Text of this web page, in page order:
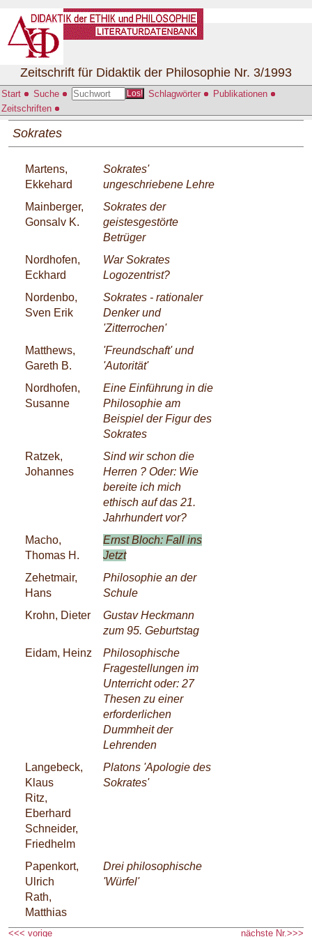
Start Suche Los! Schlagwörter
Publikationen
Zeitschriften
Zeitschrift für Didaktik der Philosophie Nr. 3/1993
Sokrates
Martens,
Ekkehard
Sokrates'
ungeschriebene Lehre
Mainberger,
Gonsalv K.
Sokrates der
geistesgestörte
Betrüger
Nordhofen,
Eckhard
War Sokrates
Logozentrist?
Nordenbo,
Sven Erik
Sokrates - rationaler
Denker und
'Zitterrochen'
Matthews,
Gareth B.
'Freundschaft' und
'Autorität'
Nordhofen,
Susanne
Eine Einführung in die
Philosophie am
Beispiel der Figur des
Sokrates
Ratzek,
Johannes
Sind wir schon die
Herren ? Oder: Wie
bereite ich mich
ethisch auf das 21.
Jahrhundert vor?
Macho,
Thomas H.
Ernst Bloch: Fall ins
Jetzt
Zehetmair,
Hans
Philosophie an der
Schule
Krohn, Dieter
Gustav Heckmann
zum 95. Geburtstag
Eidam, Heinz
Philosophische
Fragestellungen im
Unterricht oder: 27
Thesen zu einer
erforderlichen
Dummheit der
Lehrenden
Langebeck,
Klaus
Ritz,
Eberhard
Schneider,
Friedhelm
Platons 'Apologie des
Sokrates'
Papenkort,
Ulrich
Rath,
Matthias
Drei philosophische
'Würfel'
<<< vorige nächste Nr.>>>